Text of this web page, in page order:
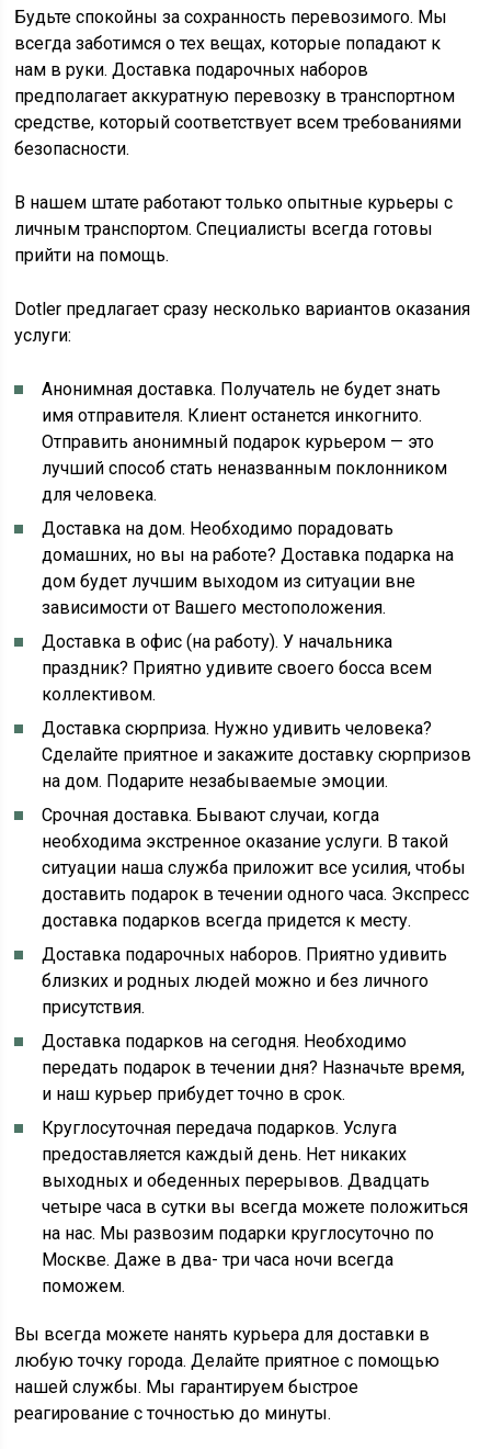
Будьте спокойны за сохранность перевозимого. Мы
всегда заботимся о тех вещах, которые попадают к
нам в руки. Доставка подарочных наборов
предполагает аккуратную перевозку в транспортном
средстве, который соответствует всем требованиями
безопасности.
В нашем штате работают только опытные курьеры с
личным транспортом. Специалисты всегда готовы
прийти на помощь.
Dotler предлагает сразу несколько вариантов оказания
услуги:
Анонимная доставка. Получатель не будет знать
имя отправителя. Клиент останется инкогнито.
Отправить анонимный подарок курьером — это
лучший способ стать неназванным поклонником
для человека.
Доставка на дом. Необходимо порадовать
домашних, но вы на работе? Доставка подарка на
дом будет лучшим выходом из ситуации вне
зависимости от Вашего местоположения.
Доставка в офис (на работу). У начальника
праздник? Приятно удивите своего босса всем
коллективом.
Доставка сюрприза. Нужно удивить человека?
Сделайте приятное и закажите доставку сюрпризов
на дом. Подарите незабываемые эмоции.
Срочная доставка. Бывают случаи, когда
необходима экстренное оказание услуги. В такой
ситуации наша служба приложит все усилия, чтобы
доставить подарок в течении одного часа. Экспресс
доставка подарков всегда придется к месту.
Доставка подарочных наборов. Приятно удивить
близких и родных людей можно и без личного
присутствия.
Доставка подарков на сегодня. Необходимо
передать подарок в течении дня? Назначьте время,
и наш курьер прибудет точно в срок.
Круглосуточная передача подарков. Услуга
предоставляется каждый день. Нет никаких
выходных и обеденных перерывов. Двадцать
четыре часа в сутки вы всегда можете положиться
на нас. Мы развозим подарки круглосуточно по
Москве. Даже в два- три часа ночи всегда
поможем.
Вы всегда можете нанять курьера для доставки в
любую точку города. Делайте приятное с помощью
нашей службы. Мы гарантируем быстрое
реагирование с точностью до минуты.